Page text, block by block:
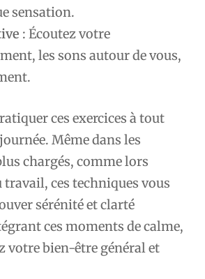
sensation.
: Écoutez votre
les sons autour de vous,
ces exercices à tout
Même dans les
chargés, comme lors
travail, ces techniques vous
sérénité et clarté
ces moments de calme,
votre bien-être général et